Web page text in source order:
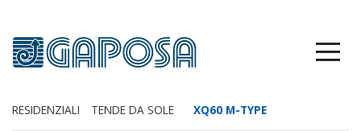
RESIDENZIALI TENDE DA SOLE XQ60 M-TYPE